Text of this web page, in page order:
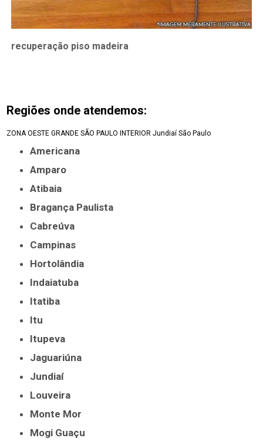
recuperação piso madeira
Regiões onde atendemos:
ZONA OESTE GRANDE SÃO PAULO INTERIOR Jundiaí São Paulo
Americana
Amparo
Atibaia
Bragança Paulista
Cabreúva
Campinas
Hortolândia
Indaiatuba
Itatiba
Itu
Itupeva
Jaguariúna
Jundiaí
Louveira
Monte Mor
Mogi Guaçu